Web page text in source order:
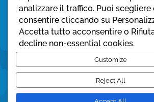
Domenica:
08:30 – 12:30
Privacy policy
Cookie policy
analizzare il traffico. Puoi
consentire cliccando su
Accetta tutto acconsentire o
decline non-essential cookies.
Customize
Reject All